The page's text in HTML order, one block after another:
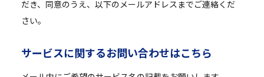
だき、同意のうえ、以下のメールアドレスまでご連絡くだ
さい。
サービスに関するお問い合わせはこちら